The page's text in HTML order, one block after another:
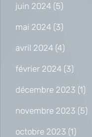
juin 2024 (5)
mai 2024 (3)
avril 2024 (4)
février 2024 (3)
décembre 2023 (1)
novembre 2023 (5)
octobre 2023 (1)